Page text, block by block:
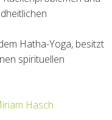
Hatha-Yoga, besitzt
spirituellen
Hasch